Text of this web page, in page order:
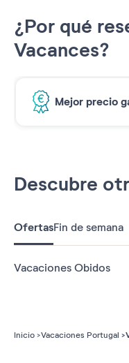
¿Por qué
Vacances?
Mejor precio
Descubre
OfertasFin de semana
Vacaciones Obidos
Inicio Vacaciones Portugal